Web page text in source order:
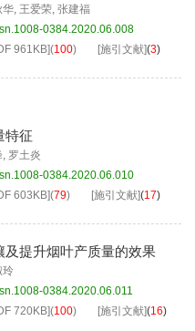
华, 王爱荣, 张建福
0384.2020.06.008
961KB](100) [施引文献](3)
特征
, 罗土炎
0384.2020.06.010
603KB](79) [施引文献](17)
提升烟叶产质量的效果
玲
0384.2020.06.011
720KB](100) [施引文献](16)